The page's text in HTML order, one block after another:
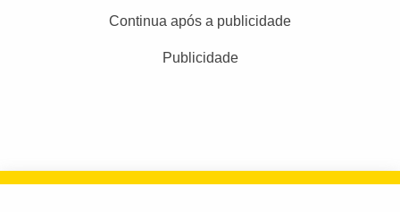
Continua após a publicidade
Publicidade